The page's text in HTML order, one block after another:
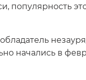
популярность
начались в